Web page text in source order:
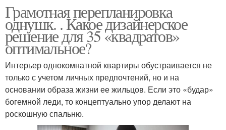
Грамотная перепланировка
однушк. . Какое дизайнерское
решение для 35 «квадратов»
оптимальное?
Интерьер однокомнатной квартиры обустраивается не
только с учетом личных предпочтений, но и на
основании образа жизни ее жильцов. Если это «будар»
богемной леди, то концептуально упор делают на
роскошную спальню.